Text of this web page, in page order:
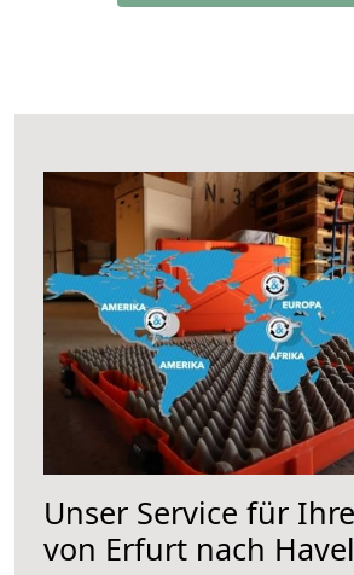
Unser Service für
von Erfurt nach